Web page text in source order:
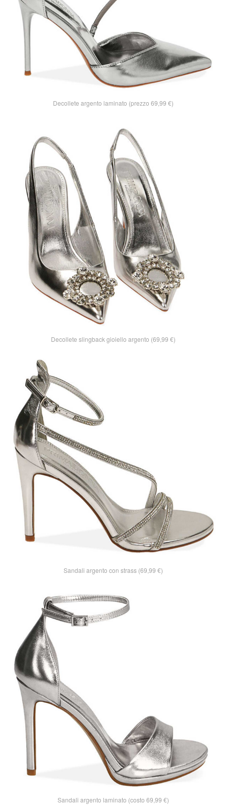
Decollete argento laminato (prezzo 69,99 €)
Decollete slingback gioiello argento (69,99 €)
Sandali argento con strass (69,99 €)
Sandali argento laminato (costo 69,99 €)